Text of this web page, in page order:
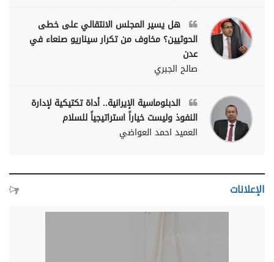
هل يسير المجلس الانتقالي على خطى
الحوثيين؟ مخاوف من تكرار سيناريو صنعاء في
عدن
صالح الجبري
الدبلوماسية الإيرانية.. أداة تكتيكية لإدارة
النفوذ وليست خياراً استراتيجياً للسلام
العميد احمد العواضي
الإعلانات